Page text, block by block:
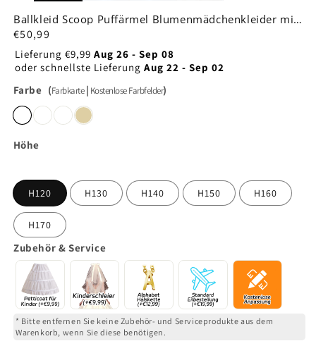
Ballkleid Scoop Puffärmel Blumenmädchenkleider mit
Rüschen
Normaler
Preis
€50,99
Lieferung €9,99 Aug 26 - Sep 08
oder schnellste Lieferung Aug 22 - Sep 02
Farbe (Farbkarte| Kostenlose Farbfelder)
Höhe
H120 H130 H140 H150 H160
H170
Zubehör & Service
Zubehör
&
Service
* Bitte entfernen Sie keine Zubehör- und Serviceprodukte aus dem
Warenkorb, wenn Sie diese benötigen.